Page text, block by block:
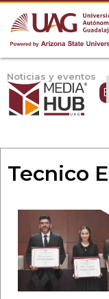
Noticias y eventos
Tecnico